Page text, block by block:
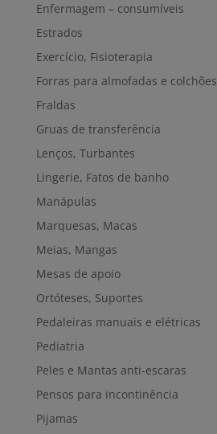
Enfermagem – consumíveis
Estrados
Exercício, Fisioterapia
Forras para almofadas e colchões
Fraldas
Gruas de transferência
Lenços, Turbantes
Lingerie, Fatos de banho
Manápulas
Marquesas, Macas
Meias, Mangas
Mesas de apoio
Ortóteses, Suportes
Pedaleiras manuais e elétricas
Pediatria
Peles e Mantas anti-escaras
Pensos para incontinência
Pijamas